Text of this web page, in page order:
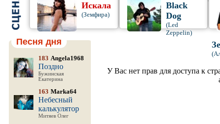
Искала
(Земфира)
Black
Dog
(Led
Zeppelin)
Песня дня
183 Angela1968
Поздно
Бужинская
Екатерина
163 Marka64
Небесный
калькулятор
Митяев Олег
У Вас нет прав для доступа к